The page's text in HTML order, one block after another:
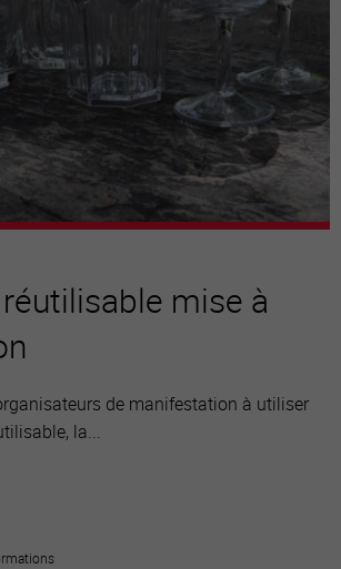
mise à
de manifestation à utiliser
la...